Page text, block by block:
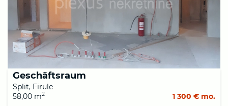
Geschäftsraum
Split, Firule
58,00 m2 1 300 € mo.